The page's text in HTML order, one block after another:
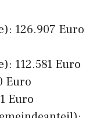
126.907 Euro
112.581 Euro
Euro
Euro